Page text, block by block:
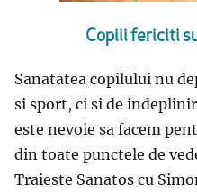
Copiii fericiti
Sanatatea copilului nu
si sport, ci si de
este nevoie sa facem
din toate punctele de
Traieste Sanatos cu